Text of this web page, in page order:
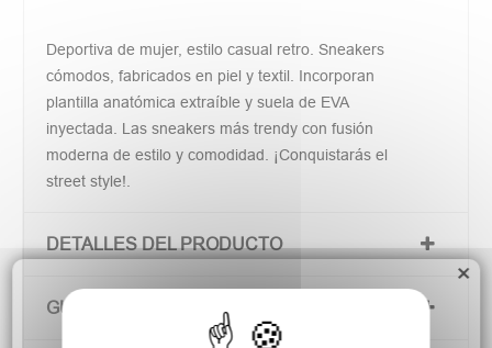
Deportiva de mujer, estilo casual retro. Sneakers
cómodos, fabricados en piel y textil. Incorporan
plantilla anatómica extraíble y suela de EVA
inyectada. Las sneakers más trendy con fusión
moderna de estilo y comodidad. ¡Conquistarás el
street style!.
DETALLES DEL PRODUCTO
GUÍA DE TALLAS
×